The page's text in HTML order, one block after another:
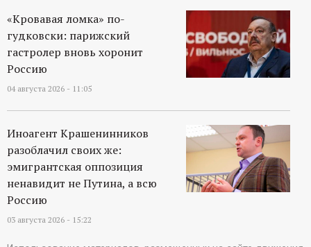
«Кровавая ломка» по-
гудковски: парижский
гастролер вновь хоронит
Россию
04 августа 2026 - 11:05
Иноагент Крашенинников
разоблачил своих же:
эмигрантская оппозиция
ненавидит не Путина, а всю
Россию
03 августа 2026 - 15:22